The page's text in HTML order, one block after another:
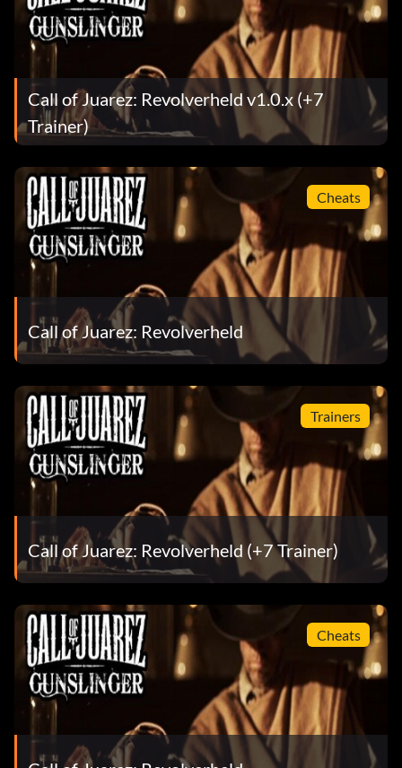
Call of Juarez: Revolverheld v1.0.x (+7
Trainer)
Cheats
Call of Juarez: Revolverheld
Trainers
Call of Juarez: Revolverheld (+7 Trainer)
Cheats